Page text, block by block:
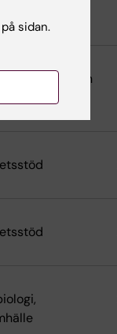
medicin och
sidan.